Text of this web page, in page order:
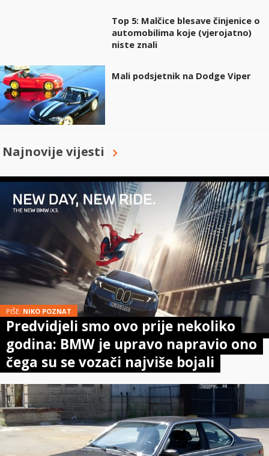
Top 5: Malčice blesave činjenice o
automobilima koje (vjerojatno)
niste znali
Mali podsjetnik na Dodge Viper
Najnovije vijesti
PIŠE: NIKO POZNAT
Predvidjeli smo ovo prije nekoliko
godina: BMW je upravo napravio ono
čega su se vozači najviše bojali